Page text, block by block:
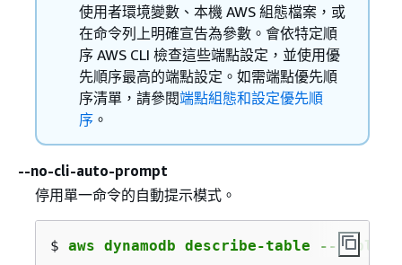
使用者環境變數、本機 AWS 組態檔案，或
在命令列上明確宣告為參數。會依特定順
序 AWS CLI 檢查這些端點設定，並使用優
先順序最高的端點設定。如需端點優先順
序清單，請參閱端點組態和設定優先順
序。
--no-cli-auto-prompt
停用單一命令的自動提示模式。
$ aws dynamodb describe-table --table-